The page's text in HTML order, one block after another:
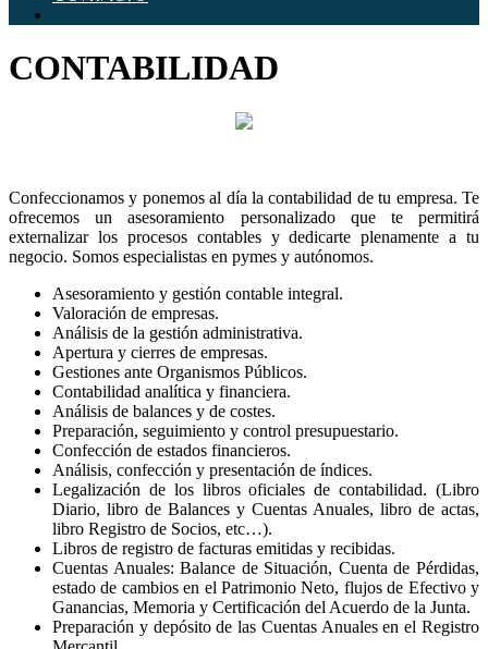
CONTABILIDAD
Confeccionamos y ponemos al día la contabilidad de tu empresa. Te
ofrecemos un asesoramiento personalizado que te permitirá
externalizar los procesos contables y dedicarte plenamente a tu
negocio. Somos especialistas en pymes y autónomos.
Asesoramiento y gestión contable integral.
Valoración de empresas.
Análisis de la gestión administrativa.
Apertura y cierres de empresas.
Gestiones ante Organismos Públicos.
Contabilidad analítica y financiera.
Análisis de balances y de costes.
Preparación, seguimiento y control presupuestario.
Confección de estados financieros.
Análisis, confección y presentación de índices.
Legalización de los libros oficiales de contabilidad. (Libro
Diario, libro de Balances y Cuentas Anuales, libro de actas,
libro Registro de Socios, etc…).
Libros de registro de facturas emitidas y recibidas.
Cuentas Anuales: Balance de Situación, Cuenta de Pérdidas,
estado de cambios en el Patrimonio Neto, flujos de Efectivo y
Ganancias, Memoria y Certificación del Acuerdo de la Junta.
Preparación y depósito de las Cuentas Anuales en el Registro